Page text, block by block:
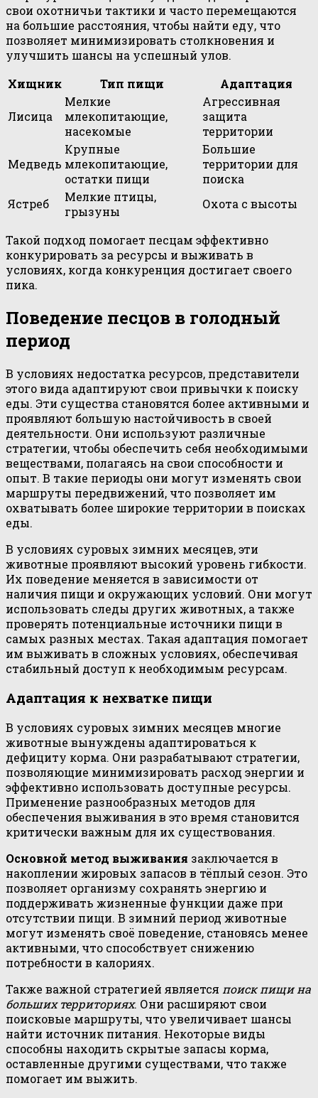
свои охотничьи тактики и часто перемещаются
на большие расстояния, чтобы найти еду, что
позволяет минимизировать столкновения и
улучшить шансы на успешный улов.
Хищник
Тип пищи Адаптация
Лисица
Мелкие
млекопитающие,
насекомые
Агрессивная
защита
территории
Медведь
Крупные
млекопитающие,
остатки пищи
Большие
территории для
поиска
Ястреб
Мелкие птицы,
грызуны
Охота с высоты
Такой подход помогает песцам эффективно
конкурировать за ресурсы и выживать в
условиях, когда конкуренция достигает своего
пика.
Поведение песцов в голодный
период
В условиях недостатка ресурсов, представители
этого вида адаптируют свои привычки к поиску
еды. Эти существа становятся более активными и
проявляют большую настойчивость в своей
деятельности. Они используют различные
стратегии, чтобы обеспечить себя необходимыми
веществами, полагаясь на свои способности и
опыт. В такие периоды они могут изменять свои
маршруты передвижений, что позволяет им
охватывать более широкие территории в поисках
еды.
В условиях суровых зимних месяцев, эти
животные проявляют высокий уровень гибкости.
Их поведение меняется в зависимости от
наличия пищи и окружающих условий. Они могут
использовать следы других животных, а также
проверять потенциальные источники пищи в
самых разных местах. Такая адаптация помогает
им выживать в сложных условиях, обеспечивая
стабильный доступ к необходимым ресурсам.
Адаптация к нехватке пищи
В условиях суровых зимних месяцев многие
животные вынуждены адаптироваться к
дефициту корма. Они разрабатывают стратегии,
позволяющие минимизировать расход энергии и
эффективно использовать доступные ресурсы.
Применение разнообразных методов для
обеспечения выживания в это время становится
критически важным для их существования.
Основной метод выживания заключается в
накоплении жировых запасов в тёплый сезон. Это
позволяет организму сохранять энергию и
поддерживать жизненные функции даже при
отсутствии пищи. В зимний период животные
могут изменять своё поведение, становясь менее
активными, что способствует снижению
потребности в калориях.
Также важной стратегией является поиск пищи на
больших территориях. Они расширяют свои
поисковые маршруты, что увеличивает шансы
найти источник питания. Некоторые виды
способны находить скрытые запасы корма,
оставленные другими существами, что также
помогает им выжить.